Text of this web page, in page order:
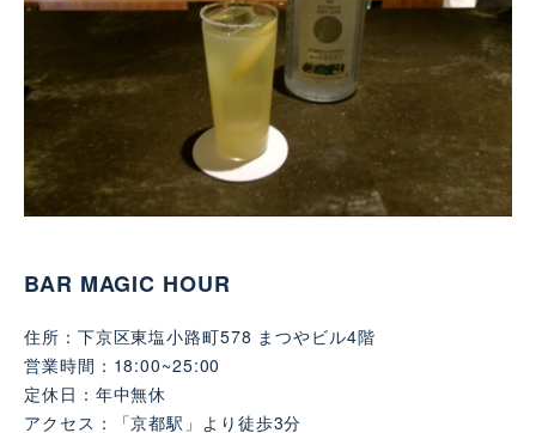
BAR MAGIC HOUR
住所：下京区東塩小路町578 まつやビル4階
営業時間：18:00~25:00
定休日：年中無休
アクセス：「京都駅」より徒歩3分